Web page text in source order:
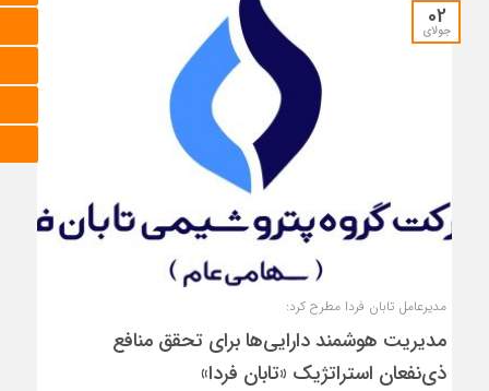
02
جولای
مدیرعامل تابان فردا مطرح کرد:
مدیریت هوشمند دارایی‌ها برای تحقق منافع
ذی‌نفعان استراتژیک «تابان فردا»